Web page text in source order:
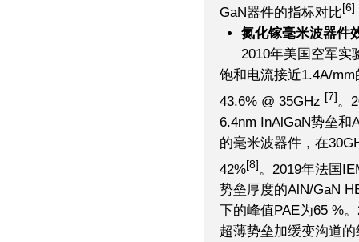
GaN器件的指标对比[6]
氮化镓毫米波器件
2010年美国空军实
饱和电流接近1.4A/
43.6% @ 35GHz [7]。
6.4nm InAlGaN势垒和
的毫米波器件，在
42%[8]。2019年法国
势垒厚度的AlN/GaN
下的峰值PAE为65 %
超薄势垒加缓变沟道